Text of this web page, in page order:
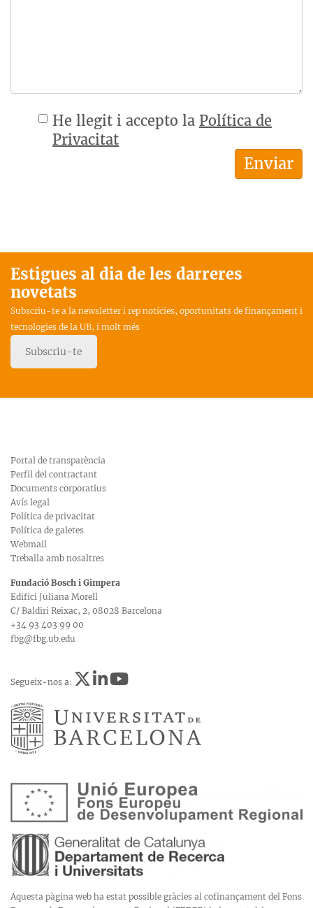
He llegit i accepto la Política de
Privacitat
Estigues al dia de les darreres
novetats
Subscriu-te a la newsletter i rep notícies, oportunitats de finançament i
tecnologies de la UB, i molt més
Subscriu-te
Portal de transparència
Perfil del contractant
Documents corporatius
Avís legal
Política de privacitat
Política de galetes
Webmail
Treballa amb nosaltres
Fundació Bosch i Gimpera
Edifici Juliana Morell
C/ Baldiri Reixac, 2, 08028 Barcelona
+34 93 403 99 00
fbg@fbg.ub.edu
Segueix-nos a:
Aquesta pàgina web ha estat possible gràcies al cofinançament del Fons